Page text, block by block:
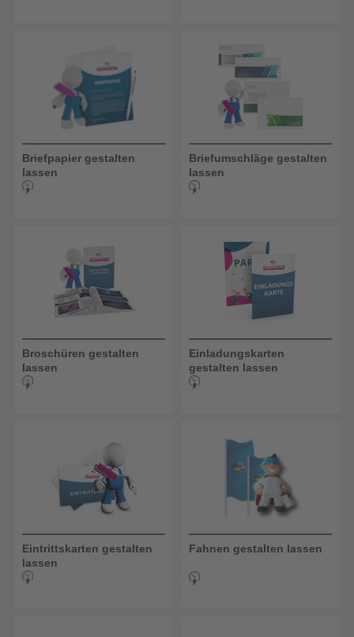
Briefpapier gestalten
lassen
Briefumschläge gestalten
lassen
Broschüren gestalten
lassen
Einladungskarten
gestalten lassen
Eintrittskarten gestalten
lassen
Fahnen gestalten lassen